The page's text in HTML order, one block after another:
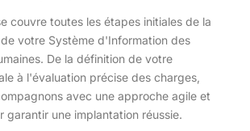
couvre toutes les étapes initiales de la
votre Système d'Information des
De la définition de votre
à l'évaluation précise des charges,
avec une approche agile et
garantir une implantation réussie.